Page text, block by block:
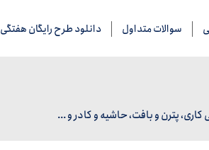
سوالات متداول دانلود طرح رایگان هفتگی
پترن و بافت، حاشیه و کادر و ...